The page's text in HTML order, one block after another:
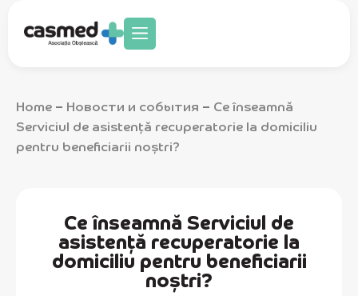
Home – Новости и события – Ce înseamnă
Serviciul de asistență recuperatorie la domiciliu
pentru beneficiarii noștri?
Ce înseamnă Serviciul de
asistență recuperatorie la
domiciliu pentru beneficiarii
noștri?